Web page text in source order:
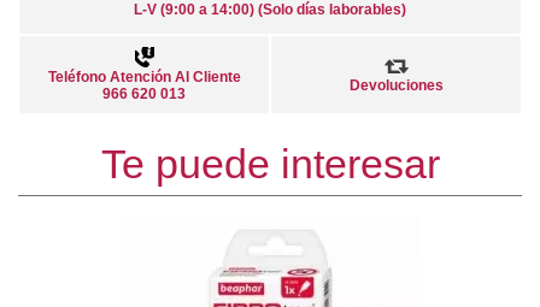
L-V (9:00 a 14:00) (Solo días laborables)
Teléfono Atención Al Cliente
966 620 013
Devoluciones
Te puede interesar